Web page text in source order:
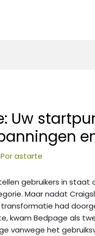
Uw
astarte
gebruikers in
Maar nadat
had
kwam Bedpage als
vanwege het